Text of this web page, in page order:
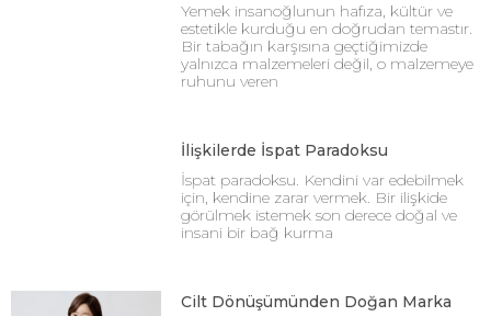
Yemek insanoğlunun hafıza, kültür ve
estetikle kurduğu en doğrudan temastır.
Bir tabağın karşısına geçtiğimizde
yalnızca malzemeleri değil, o malzemeye
ruhunu veren
İlişkilerde İspat Paradoksu
İspat paradoksu. Kendini var edebilmek
için, kendine zarar vermek. Bir ilişkide
görülmek istemek son derece doğal ve
insani bir bağ kurma
Cilt Dönüşümünden Doğan Marka